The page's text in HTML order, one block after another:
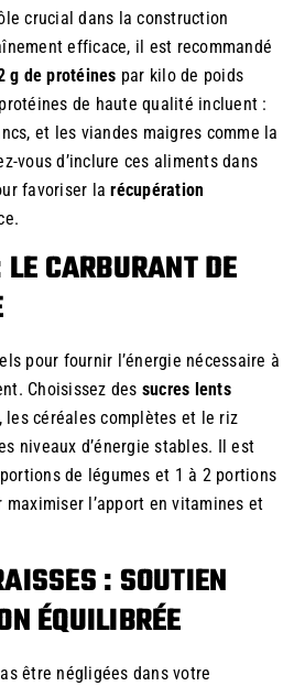
crucial dans la construction
efficace, il est recommandé
g de protéines par kilo de poids
de haute qualité incluent :
et les viandes maigres comme la
vous d’inclure ces aliments dans
favoriser larécupération
CARBURANT DE
pour fournir l’énergie nécessaire à
Choisissez des sucres lents
les céréales complètes et le riz
niveaux d’énergie stables. Il est
de légumes et 1 à 2 portions
l’apport en vitamines et
: SOUTIEN
ÉQUILIBRÉE
être négligées dans votre